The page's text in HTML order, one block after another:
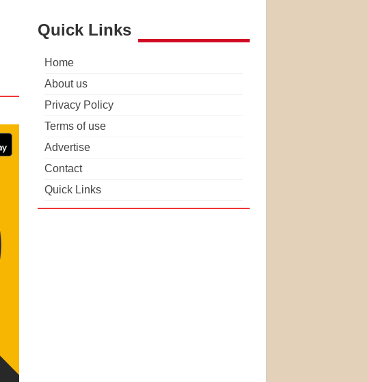
Quick Links
Home
About us
Privacy Policy
Terms of use
Advertise
Contact
Quick Links